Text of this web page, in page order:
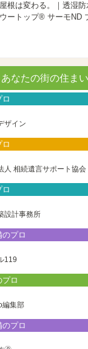
屋根は変わる。｜透湿
ウートップ® サーモND
あなたの街の住ま
ロ
ザイン
ロ
人 相続遺言サポート協会
ロ
設計事務所
プロ
119
プロ
編集部
プロ